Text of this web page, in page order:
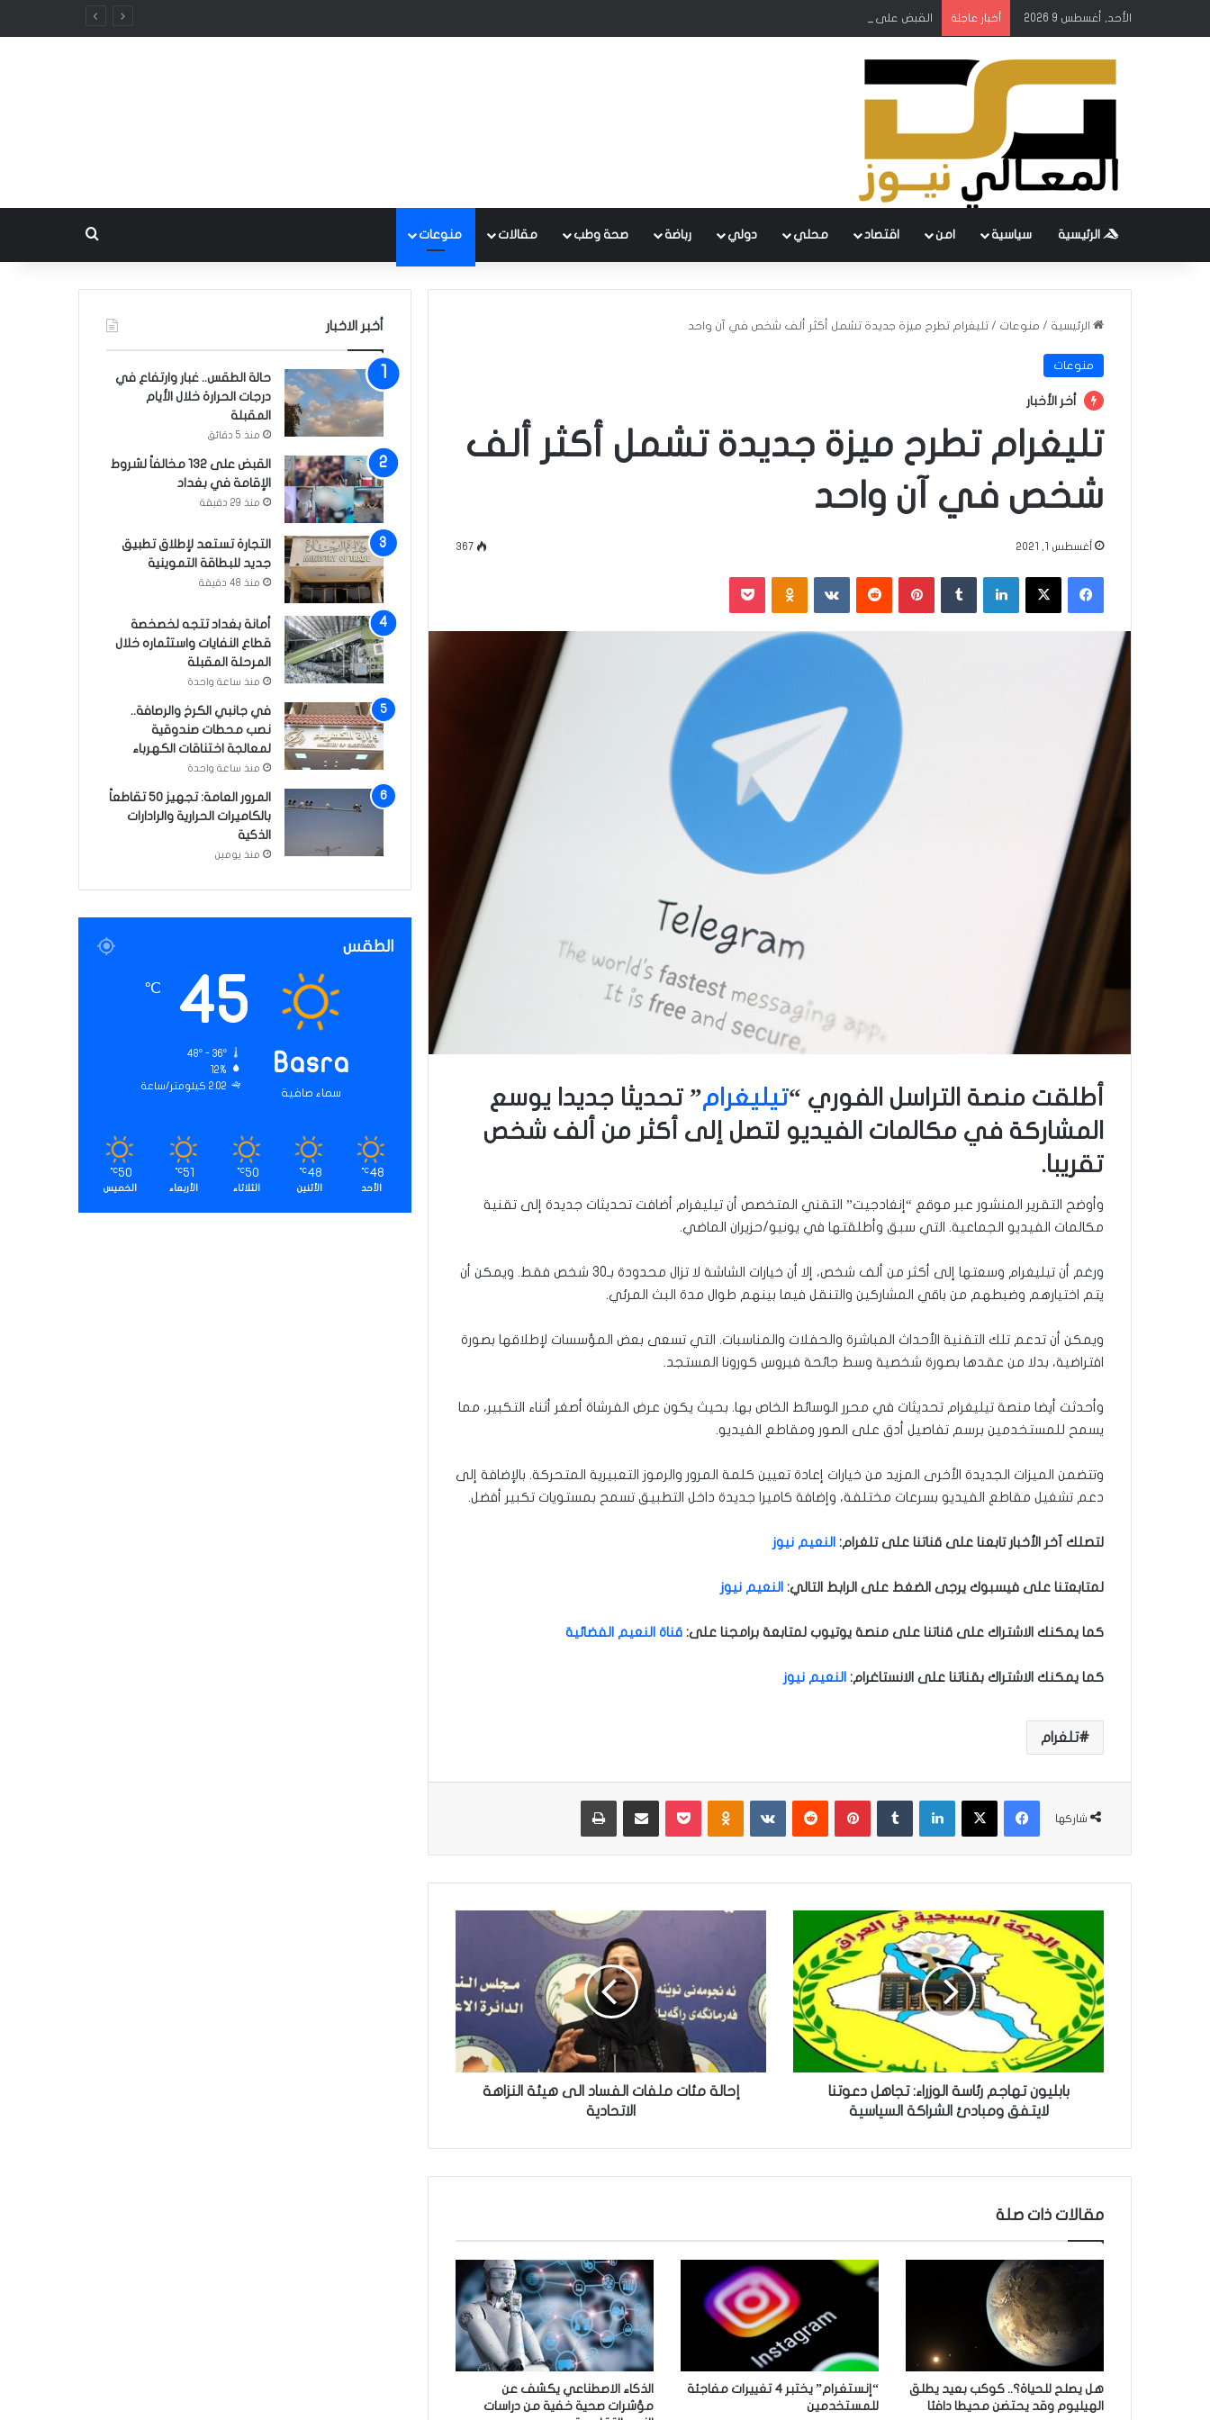
الأحد, أغسطس 9 2026 أخبار عاجلة القبض على 132 مخالفاً لشروط الإقامة في بغداد
الرئيسية سياسية امن اقتصاد محلي دولي رباضة صحة وطب مقالات منوعات
الرئيسية / منوعات / تليغرام تطرح ميزة جديدة تشمل أكثر ألف شخص في آن واحد
منوعات
أخر الأخبار
تليغرام تطرح ميزة جديدة تشمل أكثر ألف
شخص في آن واحد
أغسطس 1, 2021 367
فيسبوك ‫X لينكدإن بينتيريست ‏VKontakte
أطلقت منصة التراسل الفوري “تيليغرام” تحديثا جديدا يوسع
المشاركة في مكالمات الفيديو لتصل إلى أكثر من ألف شخص
تقريبا.
وأوضح التقرير المنشور عبر موقع “إنغادجيت” التقني المتخصص أن تيليغرام أضافت تحديثات جديدة إلى تقنية
مكالمات الفيديو الجماعية. التي سبق وأطلقتها في يونيو/حزيران الماضي.
ورغم أن تيليغرام وسعتها إلى أكثر من ألف شخص، إلا أن خيارات الشاشة لا تزال محدودة بـ30 شخص فقط. ويمكن أن
يتم اختيارهم وضبطهم من باقي المشاركين والتنقل فيما بينهم طوال مدة البث المرئي.
ويمكن أن تدعم تلك التقنية الأحداث المباشرة والحفلات والمناسبات. التي تسعى بعض المؤسسات لإطلاقها بصورة
افتراضية، بدلا من عقدها بصورة شخصية وسط جائحة فيروس كورونا المستجد.
وأحدثت أيضا منصة تيليغرام تحديثات في محرر الوسائط الخاص بها. بحيث يكون عرض الفرشاة أصغر أثناء التكبير، مما
يسمح للمستخدمين برسم تفاصيل أدق على الصور ومقاطع الفيديو.
وتتضمن الميزات الجديدة الأخرى المزيد من خيارات إعادة تعيين كلمة المرور والرموز التعبيرية المتحركة. بالإضافة إلى
دعم تشغيل مقاطع الفيديو بسرعات مختلفة، وإضافة كاميرا جديدة داخل التطبيق تسمح بمستويات تكبير أفضل.
لتصلك آخر الأخبار تابعنا على قناتنا على تلغرام: النعيم نيوز
لمتابعتنا على فيسبوك يرجى الضغط على الرابط التالي: النعيم نيوز
كما يمكنك الاشتراك على قناتنا على منصة يوتيوب لمتابعة برامجنا على: قناة النعيم الفضائية
كما يمكنك الاشتراك بقناتنا على الانستاغرام: النعيم نيوز
تلغرام
شاركها
فيسبوك ‫X لينكدإن بينتيريست ‏VKontakte
ب
ل
ي
و
ن
ه
ر
ة
ا
ل
:
ت
ج
بابليون تهاجم رئاسة الوزراء: تجاهل دعوتنا
لايتفق ومبادئ الشراكة السياسية
ل
ة
م
ئ
ت
ا
س
ا
د
ا
ل
ى
ه
ي
ئ
إحالة مئات ملفات الفساد الى هيئة النزاهة
الاتحادية
مقالات ذات صلة
هل يصلح للحياة؟.. كوكب بعيد يطلق
الهيليوم وقد يحتضن محيطا دافئا
“إنستغرام” يختبر 4 تغييرات مفاجئة
للمستخدمين
الذكاء الاصطناعي يكشف عن
مؤشرات صحية خفية من دراسات
أخبر الاخبار
حالة الطقس.. غبار وارتفاع في
درجات الحرارة خلال الأيام
المقبلة
منذ 5 دقائق
القبض على 132 مخالفاً لشروط
الإقامة في بغداد
منذ 29 دقيقة
التجارة تستعد لإطلاق تطبيق
جديد للبطاقة التموينية
منذ 48 دقيقة
أمانة بغداد تتجه لخصخصة
قطاع النفايات واستثماره خلال
المرحلة المقبلة
منذ ساعة واحدة
في جانبي الكرخ والرصافة..
نصب محطات صندوقية
لمعالجة اختناقات الكهرباء
منذ ساعة واحدة
المرور العامة: تجهيز 50 تقاطعاً
بالكاميرات الحرارية والرادارات
الذكية
منذ يومين
الطقس
Basra
سماء صافية
45
℃
48º - 36º
12%
2.02 كيلومتر/ساعة
48
℃
الأحد
48
℃
الأثنين
50
℃
الثلاثاء
51
℃
الأربعاء
50
℃
الخميس